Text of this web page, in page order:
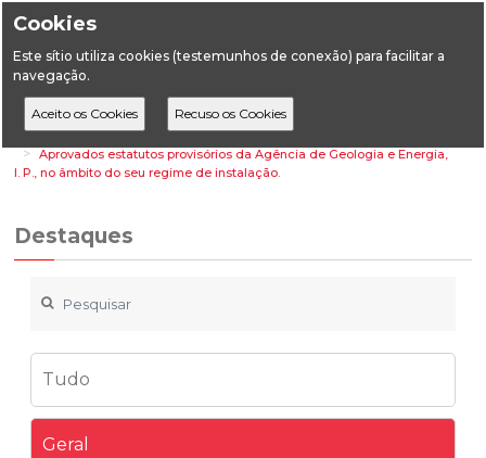
Cookies
Este sítio utiliza cookies (testemunhos de conexão) para facilitar a
navegação.
HomeDestaques
Geral
Aprovados estatutos provisórios da Agência de Geologia e Energia,
I. P., no âmbito do seu regime de instalação.
Destaques
Tudo
Geral